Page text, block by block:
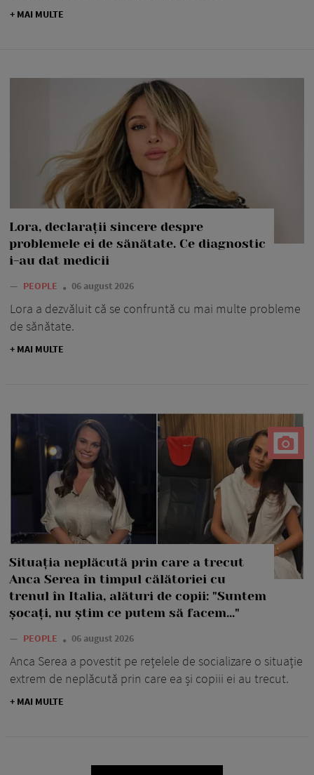
+ MAI MULTE
Lora, declarații sincere despre
problemele ei de sănătate. Ce diagnostic
i-au dat medicii
— PEOPLE 06 august 2026
Lora a dezvăluit că se confruntă cu mai multe probleme
de sănătate.
+ MAI MULTE
Situația neplăcută prin care a trecut
Anca Serea în timpul călătoriei cu
trenul în Italia, alături de copii: "Suntem
șocați, nu știm ce putem să facem..."
— PEOPLE 06 august 2026
Anca Serea a povestit pe rețelele de socializare o situație
extrem de neplăcută prin care ea și copiii ei au trecut.
+ MAI MULTE